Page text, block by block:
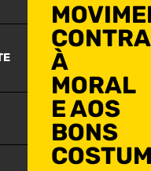
CONTRA
À
MORAL
E AOS
BONS